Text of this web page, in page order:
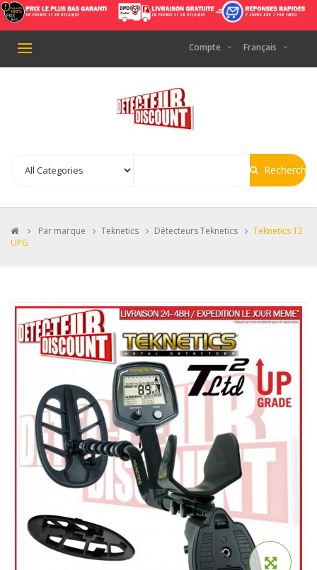
Basculer
la
Compte Français
Recherche
> Par marque > Teknetics > Détecteurs Teknetics > Teknetics T2
UPG